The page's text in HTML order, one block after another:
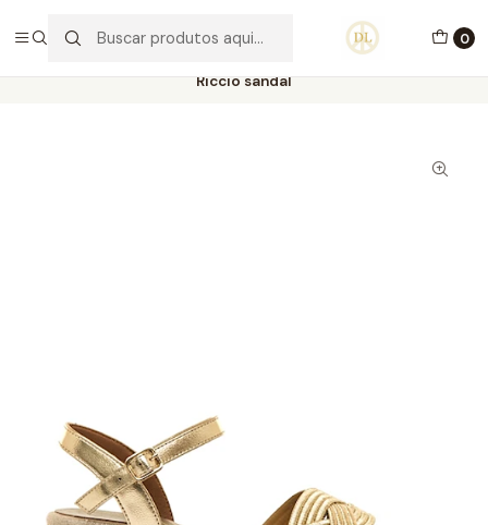
0
PORTES GRÁTIS ACIMA DE 70€ PORTUGAL CONTINENTAL
Riccio sandal